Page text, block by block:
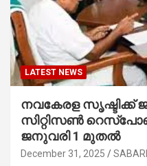
LATEST NEWS
നവകേരള സൃഷ്ടിക്ക്
സിറ്റിസൺ
ജനുവരി 1 മുതൽ
December 31, 2025